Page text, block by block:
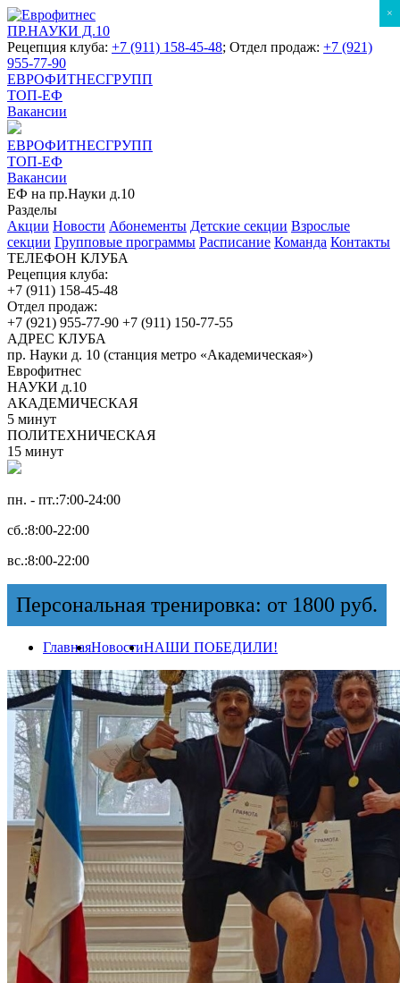
ПР.НАУКИ Д.10
Рецепция клуба: +7 (911) 158-45-48; Отдел продаж: +7 (921)
955-77-90
ЕВРОФИТНЕСГРУПП
ТОП-ЕФ
Вакансии
ЕВРОФИТНЕСГРУПП
ТОП-ЕФ
Вакансии
ЕФ на пр.Науки д.10
Разделы
Акции Новости Абонементы Детские секции Взрослые
секции Групповые программы Расписание Команда Контакты
ТЕЛЕФОН КЛУБА
Рецепция клуба:
+7 (911) 158-45-48
Отдел продаж:
+7 (921) 955-77-90 +7 (911) 150-77-55
АДРЕС КЛУБА
пр. Науки д. 10 (станция метро «Академическая»)
Еврофитнес
НАУКИ д.10
АКАДЕМИЧЕСКАЯ
5 минут
ПОЛИТЕХНИЧЕСКАЯ
15 минут
пн. - пт.:7:00-24:00
сб.:8:00-22:00
вс.:8:00-22:00
Персональная тренировка: от 1800 руб.
ГлавнаяНовостиНАШИ ПОБЕДИЛИ!
×